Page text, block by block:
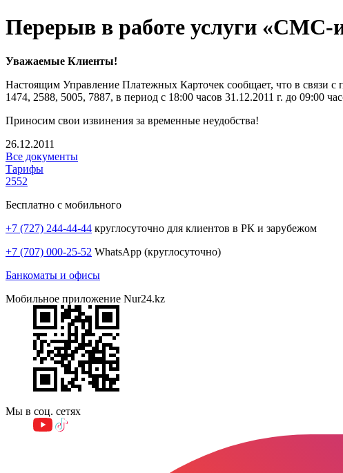
Перерыв в работе услуги «СМС-
Уважаемые Клиенты!
Настоящим Управление Платежных Карточек сообщает, что в связи с
1474, 2588, 5005, 7887, в период с 18:00 часов 31.12.2011 г. до 09:00
Приносим свои извинения за временные неудобства!
26.12.2011
Все документы
Тарифы
2552
Бесплатно с мобильного
+7 (727) 244-44-44 круглосуточно для клиентов в РК и зарубежом
+7 (707) 000-25-52 WhatsApp (круглосуточно)
Банкоматы и офисы
Мобильное приложение Nur24.kz
Мы в соц. сетях